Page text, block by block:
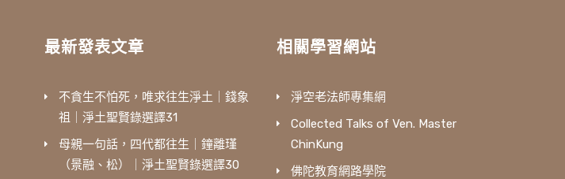
最新發表文章
不貪生不怕死，唯求往生淨土｜錢象
祖｜淨土聖賢錄選譯31
母親一句話，四代都往生｜鐘離瑾
（景融、松）｜淨土聖賢錄選譯30
相關學習網站
淨空老法師專集網
Collected Talks of Ven. Master
ChinKung
佛陀教育網路學院